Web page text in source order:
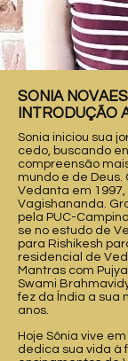
SONIA NOVAES
INTRODUÇÃO
Sonia iniciou sua
cedo, buscando
compreensão
mundo e de
Vedanta em 1997,
Vagishananda.
pela PUC-
se no estudo de
para Rishikesh
residencial de
Mantras com
Swami
fez da Índia a sua
anos.
Hoje Sônia vive
dedica sua vida à